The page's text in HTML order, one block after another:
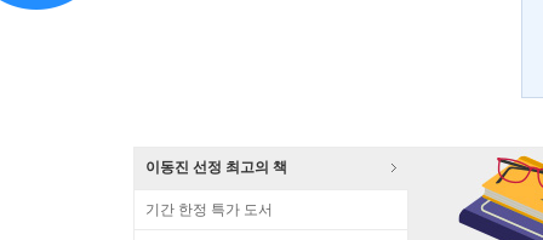
이동진 선정 최고의 책
기간 한정 특가 도서